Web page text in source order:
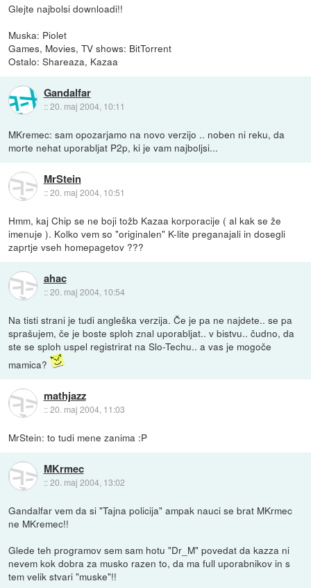
Glejte najbolsi downloadi!!
Muska: Piolet
Games, Movies, TV shows: BitTorrent
Ostalo: Shareaza, Kazaa
Gandalfar
::20. maj 2004, 10:11
MKremec: sam opozarjamo na novo verzijo .. noben ni reku, da
morte nehat uporabljat P2p, ki je vam najboljsi...
MrStein
::20. maj 2004, 10:51
Hmm, kaj Chip se ne boji tožb Kazaa korporacije ( al kak se že
imenuje ). Kolko vem so "originalen" K-lite preganajali in dosegli
zaprtje vseh homepagetov ???
ahac
::20. maj 2004, 10:54
Na tisti strani je tudi angleška verzija. Če je pa ne najdete.. se pa
sprašujem, če je boste sploh znal uporabljat.. v bistvu.. čudno, da
ste se sploh uspel registrirat na Slo-Techu.. a vas je mogoče
mamica?
mathjazz
::20. maj 2004, 11:03
MrStein: to tudi mene zanima :P
MKrmec
::20. maj 2004, 13:02
Gandalfar vem da si "Tajna policija" ampak nauci se brat MKrmec
ne MKremec!!
Glede teh programov sem sam hotu "Dr_M" povedat da kazza ni
nevem kok dobra za musko razen to, da ma full uporabnikov in s
tem velik stvari "muske"!!